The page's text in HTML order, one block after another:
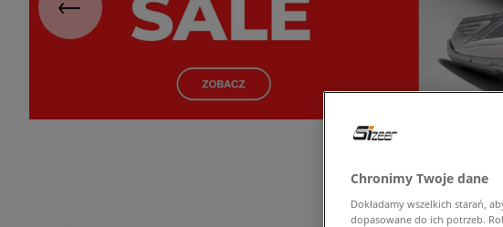
Chronimy Twoje dane
Dokładamy wszelkich starań,
dopasowane do ich potrzeb.